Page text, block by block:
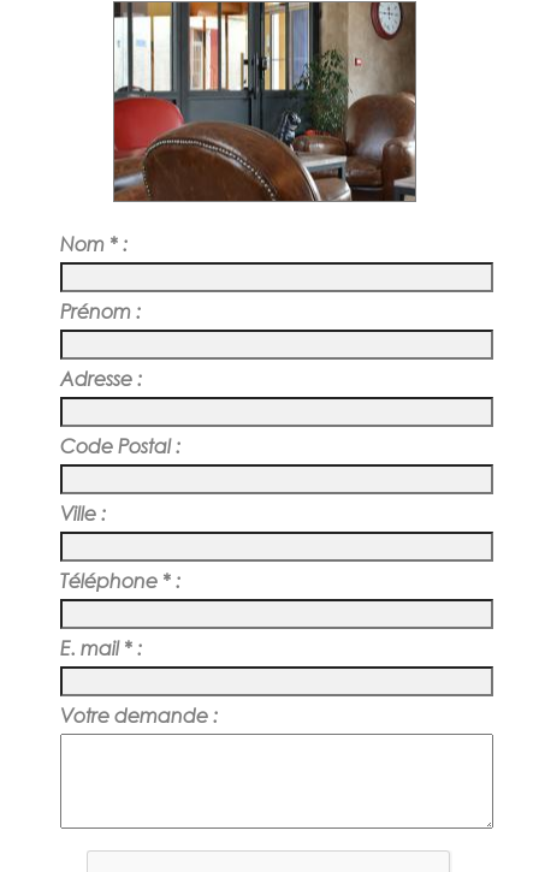
Nom * :
Prénom :
Adresse :
Code Postal :
Ville :
Téléphone * :
E. mail * :
Votre demande :